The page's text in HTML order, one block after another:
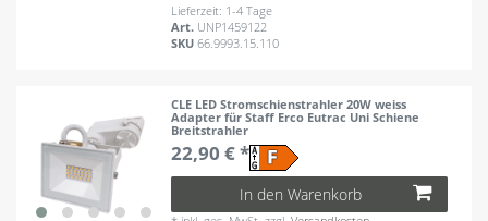
Lieferzeit: 1-4 Tage
Art. UNP1459122
SKU66.9993.15.110
CLE LED Stromschienstrahler 20W weiss
Adapter für Staff Erco Eutrac Uni Schiene
Breitstrahler
22,90 € *
In den Warenkorb